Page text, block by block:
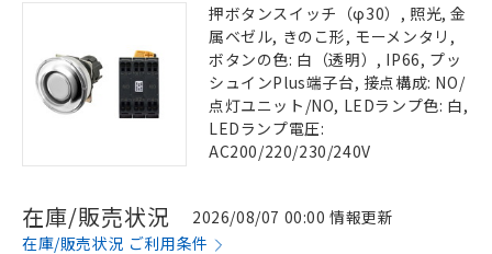
押ボタンスイッチ（φ30）, 照光, 金
属ベゼル, きのこ形, モーメンタリ,
ボタンの色: 白（透明）, IP66, プッ
シュインPlus端子台, 接点構成: NO/
点灯ユニット/NO, LEDランプ色: 白,
LEDランプ電圧:
AC200/220/230/240V
在庫/販売状況
2026/08/07 00:00 情報更新
在庫/販売状況 ご利用条件